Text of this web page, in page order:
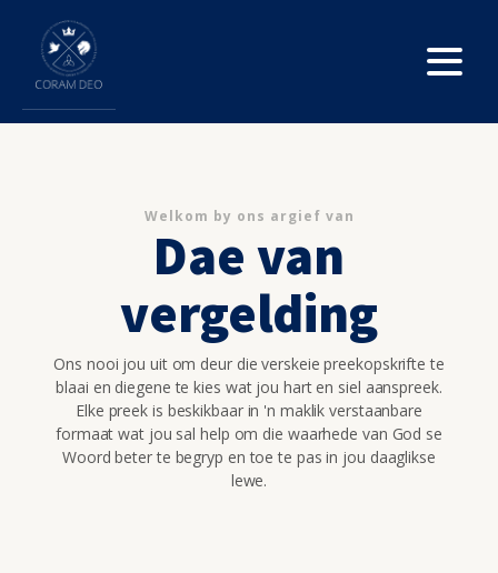
Welkom by ons argief van
Dae van
vergelding
Ons nooi jou uit om deur die verskeie preekopskrifte te
blaai en diegene te kies wat jou hart en siel aanspreek.
Elke preek is beskikbaar in 'n maklik verstaanbare
formaat wat jou sal help om die waarhede van God se
Woord beter te begryp en toe te pas in jou daaglikse
lewe.